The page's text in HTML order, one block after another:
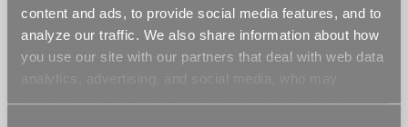
content and ads, to provide social media features, and to
analyze our traffic. We also share information about how
you use our site with our partners that deal with web data
combine it with other information you have provided to